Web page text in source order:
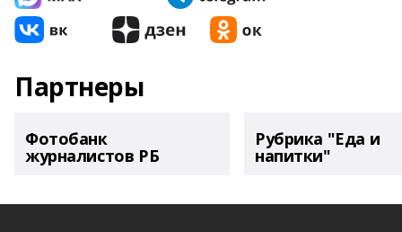
Партнеры
Фотобанк
журналистов РБ
Рубрика "Еда и
напитки"